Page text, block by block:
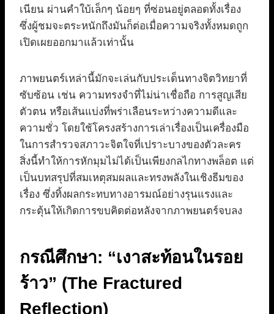
เนียน ผ่านคำใบ้เล็กๆ น้อยๆ ที่ซ่อนอยู่ตลอดทั้งเรื่อง
ซึ่งผู้ชมจะตระหนักถึงมันก็ต่อเมื่อความจริงทั้งหมดถูก
เปิดเผยออกมาแล้วเท่านั้น
ภาพยนตร์เหล่านี้มักจะเล่นกับประเด็นทางจิตวิทยาที่
ซับซ้อน เช่น ความทรงจำที่ไม่น่าเชื่อถือ การสูญเสีย
ตัวตน หรือเส้นแบ่งที่พร่าเลือนระหว่างความดีและ
ความชั่ว โดยใช้โครงสร้างการเล่าเรื่องเป็นเครื่องมือ
ในการสำรวจสภาวะจิตใจที่เปราะบางของตัวละคร
สิ่งนี้ทำให้การหักมุมไม่ได้เป็นเพียงกลไกทางพล็อต แต่
เป็นบทสรุปที่สมเหตุสมผลและทรงพลังในเชิงธีมของ
เรื่อง ซึ่งทิ้งผลกระทบทางอารมณ์อย่างรุนแรงและ
กระตุ้นให้เกิดการขบคิดต่อหลังจากภาพยนตร์จบลง
กรณีศึกษา: “เงาสะท้อนในรอย
ร้าว” (The Fractured
Reflection)